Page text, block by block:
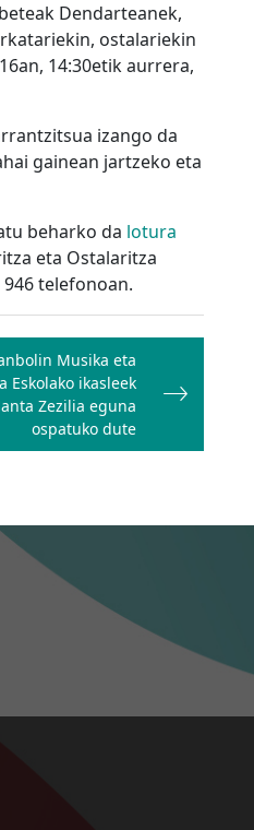
Dendarteanek,
ostalariekin
14:30etik aurrera,
izango da
gainean jartzeko eta
beharko da lotura
eta Ostalaritza
telefonoan.
Musika eta
Eskolako ikasleek
Zezilia eguna
ospatuko dute